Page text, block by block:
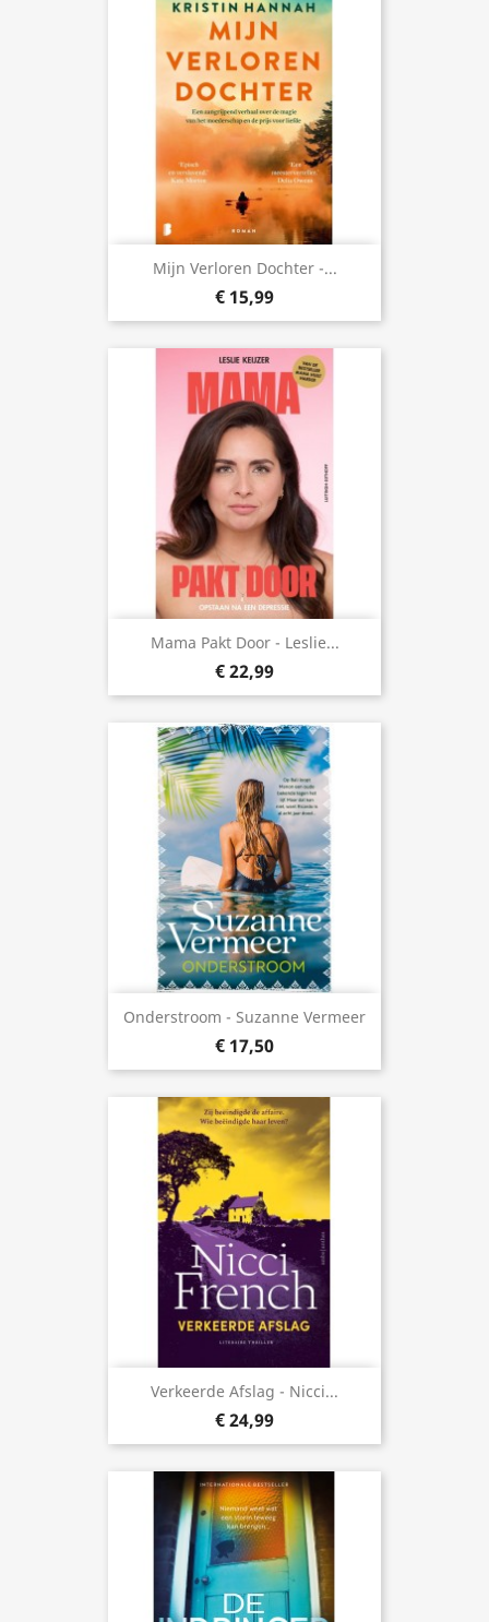
Mijn Verloren Dochter -...
€ 15,99
Mama Pakt Door - Leslie...
€ 22,99
Onderstroom - Suzanne Vermeer
€ 17,50
Verkeerde Afslag - Nicci...
€ 24,99